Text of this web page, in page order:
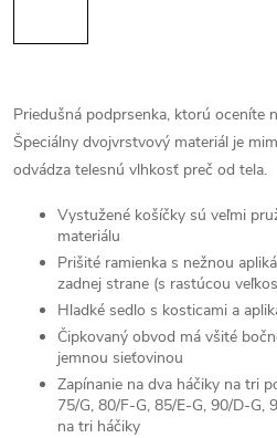
Priedušná podprsenka, ktorú oceníte
Špeciálny dvojvrstvový materiál je
odvádza telesnú vlhkosť preč od tela.
Vystužené košíčky sú veľmi
materiálu
Prišité ramienka s nežnou
zadnej strane (s rastúcou
Hladké sedlo s kosticami a
Čipkovaný obvod má všité
jemnou sieťovinou
Zapínanie na dva háčiky na tri
75/G, 80/F-G, 85/E-G, 90/D-G,
na tri háčiky